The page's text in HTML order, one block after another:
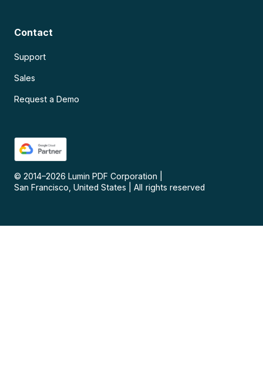
Contact
Support
Sales
Request a Demo
© 2014–2026 Lumin PDF Corporation
San Francisco, United States
All rights reserved